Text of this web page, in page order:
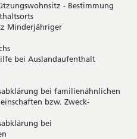
- Bestimmung
Minderjähriger
bei Auslandaufenthalt
bei familienähnlichen
bzw. Zweck-
bei